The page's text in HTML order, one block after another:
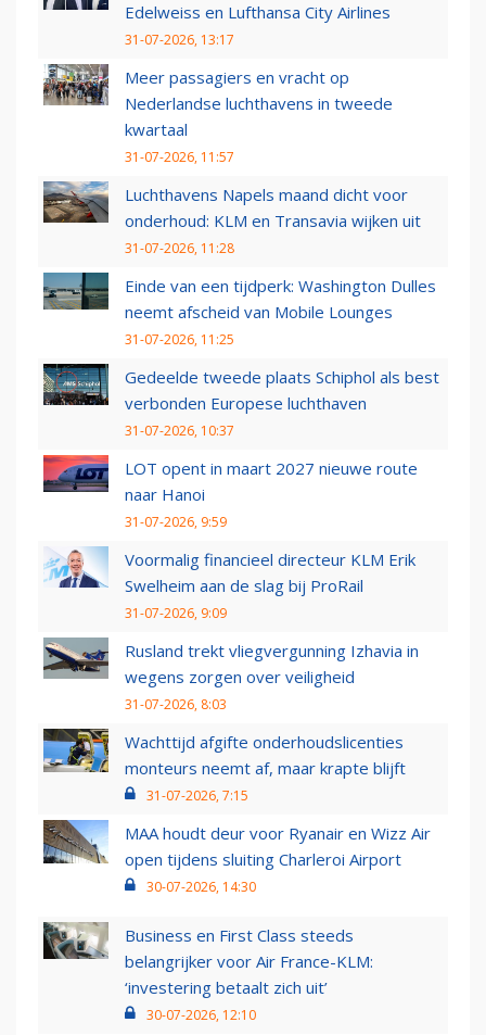
Edelweiss en Lufthansa City Airlines
31-07-2026, 13:17
Meer passagiers en vracht op
Nederlandse luchthavens in tweede
kwartaal
31-07-2026, 11:57
Luchthavens Napels maand dicht voor
onderhoud: KLM en Transavia wijken uit
31-07-2026, 11:28
Einde van een tijdperk: Washington Dulles
neemt afscheid van Mobile Lounges
31-07-2026, 11:25
Gedeelde tweede plaats Schiphol als best
verbonden Europese luchthaven
31-07-2026, 10:37
LOT opent in maart 2027 nieuwe route
naar Hanoi
31-07-2026, 9:59
Voormalig financieel directeur KLM Erik
Swelheim aan de slag bij ProRail
31-07-2026, 9:09
Rusland trekt vliegvergunning Izhavia in
wegens zorgen over veiligheid
31-07-2026, 8:03
Wachttijd afgifte onderhoudslicenties
monteurs neemt af, maar krapte blijft
31-07-2026, 7:15
MAA houdt deur voor Ryanair en Wizz Air
open tijdens sluiting Charleroi Airport
30-07-2026, 14:30
Business en First Class steeds
belangrijker voor Air France-KLM:
‘investering betaalt zich uit’
30-07-2026, 12:10